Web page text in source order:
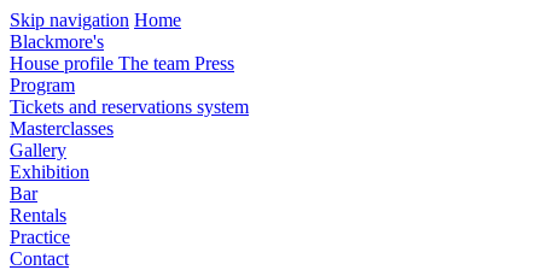
Skip navigation Home
Blackmore's
House profile The team Press
Program
Tickets and reservations system
Masterclasses
Gallery
Exhibition
Bar
Rentals
Practice
Contact